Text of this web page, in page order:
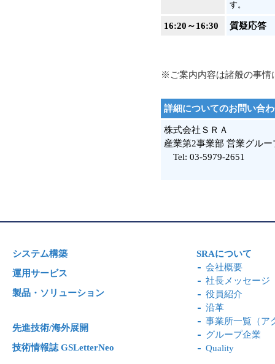
す。
16:20～16:30 質疑応答
※ご案内内容は諸般の事情
詳細についてのお問い合
株式会社ＳＲＡ
産業第2事業部 営業グルー
Tel: 03-5979-2651
システム構築
運用サービス
製品・ソリューション
先進技術/海外展開
技術情報誌 GSLetterNeo
SRAについて
会社概要
社長メッセージ
役員紹介
沿革
事業所一覧（ア
グループ企業
Quality